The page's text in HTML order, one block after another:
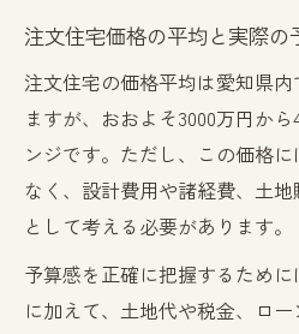
価格と返済プランを
び方
人気エリアごとに変わる
人気エリア別注文住
説
名古屋 注文住宅相場
る
エリアごとに変わる
注文住宅価格の平均と実際の
注文住宅の価格平均は愛知県
ますが、おおよそ3000万円か
ンジです。ただし、この価格
なく、設計費用や諸経費、土
として考える必要があります。
予算感を正確に把握するため
に加えて、土地代や税金、ロ